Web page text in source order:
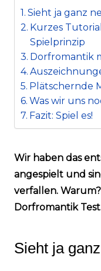
Sieht ja ganz
Kurzes
Spielprinzip
Dorfromantik
Plätschernde
Was wir uns
Fazit: Spiel es!
Wir haben das
angespielt und
verfallen.
Dorfromantik
Sieht ja